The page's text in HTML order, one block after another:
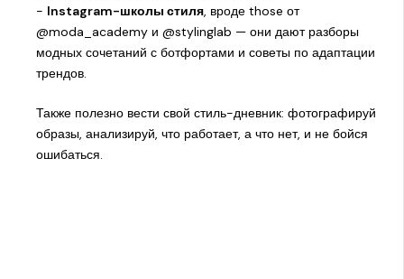
- Instagram-школы стиля, вроде those от
@moda_academy и @stylinglab — они дают разборы
модных сочетаний с ботфортами и советы по адаптации
трендов.
Также полезно вести свой стиль-дневник: фотографируй
образы, анализируй, что работает, а что нет, и не бойся
ошибаться.